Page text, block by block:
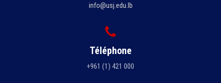
info@usj.edu.lb
Téléphone
+961 (1) 421 000